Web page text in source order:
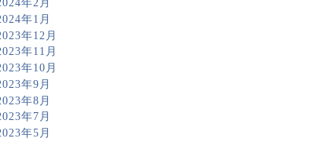
年2月
年1月
年12月
年11月
年10月
年9月
年8月
年7月
年5月